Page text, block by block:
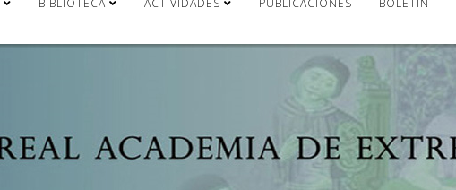
BIBLIOTECA ACTIVIDADES PUBLICACIONES BOLETÍN